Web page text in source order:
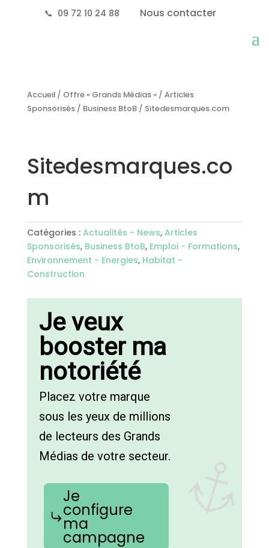
📞 09 72 10 24 88 Nous contacter
Accueil/ Offre « Grands Médias »/ Articles
Sponsorisés/ Business BtoB/ Sitedesmarques.com
Sitedesmarques.co
m
Catégories : Actualités - News, Articles
Sponsorisés, Business BtoB, Emploi - Formations,
Environnement - Energies, Habitat -
Construction
Je veux
booster ma
notoriété
Placez votre marque
sous les yeux de millions
de lecteurs des Grands
Médias de votre secteur.
Je
configure
ma
campagne